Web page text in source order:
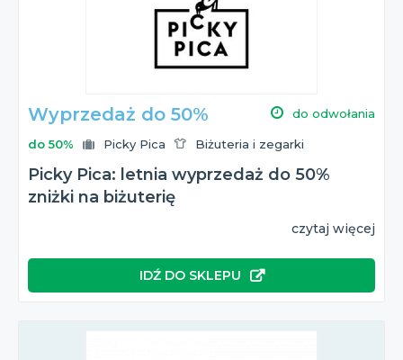
Wyprzedaż do 50% do odwołania
do 50% Picky Pica Biżuteria i zegarki
Picky Pica: letnia wyprzedaż do 50%
zniżki na biżuterię
czytaj więcej
IDŹ DO SKLEPU